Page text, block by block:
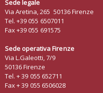
Sede legale
Via Aretina, 265 50136 Firenze
Tel. +39 055 6507011
Fax +39 055 691575
Sede operativa Firenze
Via L.Galeotti, 7/9
50136 Firenze
Tel. + 39 055 652711
Fax + 39 055 6506028